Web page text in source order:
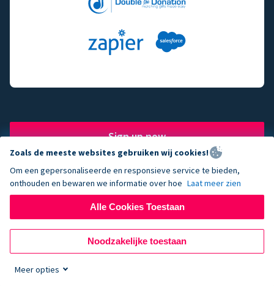
Sign up now
The fundraising engine of
choice for successful
Zoals de meeste websites gebruiken wij cookies!
Om een gepersonaliseerde en responsieve service te bieden,
onthouden en bewaren we informatie over hoe Laat meer zien
Alle Cookies Toestaan
Noodzakelijke toestaan
Meer opties